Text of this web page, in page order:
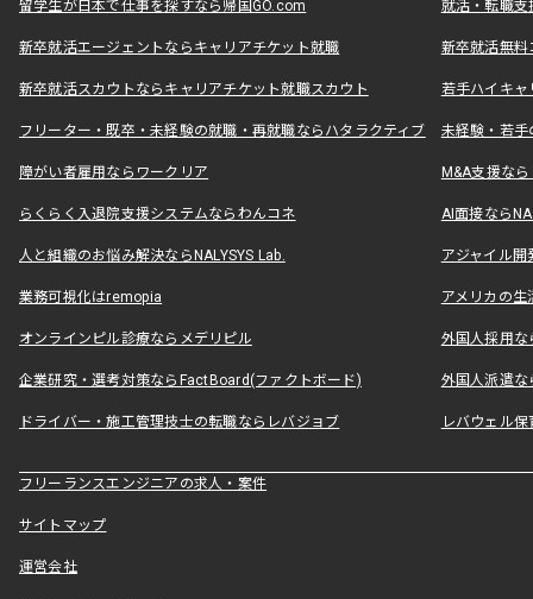
留学生が日本で仕事を探すなら帰国GO.com 就活・転職
新卒就活エージェントならキャリアチケット就職 新卒就活無料
新卒就活スカウトならキャリアチケット就職スカウト 若手ハイキ
フリーター・既卒・未経験の就職・再就職ならハタラクティブ 未経験・若手
障がい者雇用ならワークリア M&A支援な
らくらく入退院支援システムならわんコネ AI面接なら
人と組織のお悩み解決ならNALYSYS Lab. アジャイル
業務可視化はremopia アメリカの
オンラインピル診療ならメデリピル 外国人採用
企業研究・選考対策ならFactBoard(ファクトボード) 外国人派遣な
ドライバー・施工管理技士の転職ならレバジョブ レバウェル
フリーランスエンジニアの求人・案件
サイトマップ
運営会社